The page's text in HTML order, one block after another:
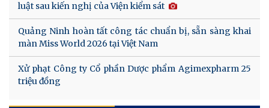
luật sau kiến nghị của Viện kiểm sát
Quảng Ninh hoàn tất công tác chuẩn bị, sẵn sàng khai
màn Miss World 2026 tại Việt Nam
Xử phạt Công ty Cổ phần Dược phẩm Agimexpharm 25
triệu đồng